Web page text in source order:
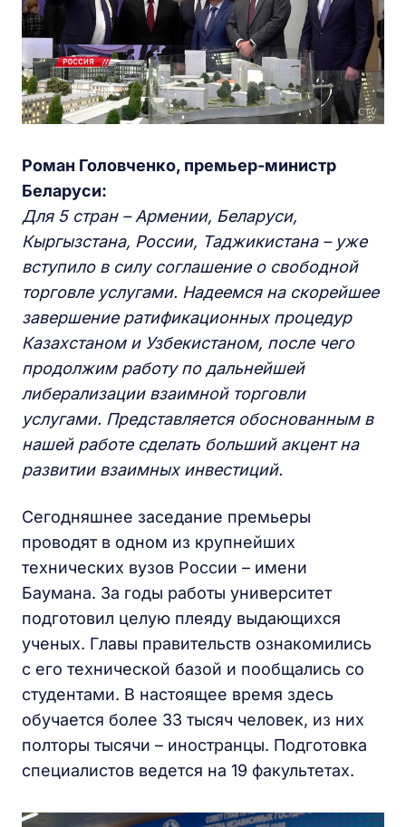
Роман Головченко, премьер-министр
Беларуси:
Для 5 стран – Армении, Беларуси,
Кыргызстана, России, Таджикистана – уже
вступило в силу соглашение о свободной
торговле услугами. Надеемся на скорейшее
завершение ратификационных процедур
Казахстаном и Узбекистаном, после чего
продолжим работу по дальнейшей
либерализации взаимной торговли
услугами. Представляется обоснованным в
нашей работе сделать больший акцент на
развитии взаимных инвестиций.
Сегодняшнее заседание премьеры
проводят в одном из крупнейших
технических вузов России – имени
Баумана. За годы работы университет
подготовил целую плеяду выдающихся
ученых. Главы правительств ознакомились
с его технической базой и пообщались со
студентами. В настоящее время здесь
обучается более 33 тысяч человек, из них
полторы тысячи – иностранцы. Подготовка
специалистов ведется на 19 факультетах.